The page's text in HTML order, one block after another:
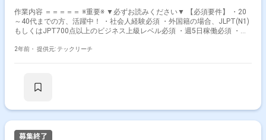
作業内容 ＝＝＝＝＝ ※重要※ ▼必ずお読みください▼ 【必須要件】 ・20
～40代までの方、活躍中！ ・社会人経験必須 ・外国籍の場合、JLPT(N1)
もしくはJPT700点以上のビジネス上級レベル必須 ・週5日稼働必須 ・エ
者までお問合せ下さい。 ★期間：随時～ 【職種】バックエンドエンジニ
士の関連性を管理する一連のシステムの開発、運用を実施します。また、
AWS（ECS,EKS,Fargate,KinesisDataStream,Lambda,EMR,RDS,
2年前・ 提供元: テックリーチ